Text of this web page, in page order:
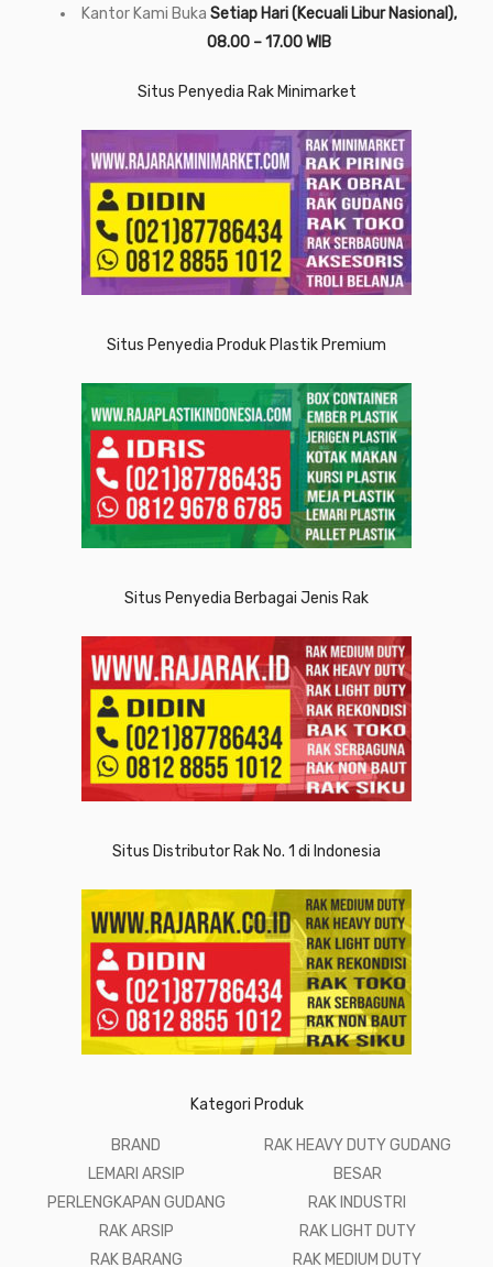
Kantor Kami Buka Setiap Hari (Kecuali Libur Nasional),
08.00 – 17.00 WIB
Situs Penyedia Rak Minimarket
Situs Penyedia Produk Plastik Premium
Situs Penyedia Berbagai Jenis Rak
Situs Distributor Rak No. 1 di Indonesia
Kategori Produk
BRAND
LEMARI ARSIP
PERLENGKAPAN GUDANG
RAK ARSIP
RAK BARANG
RAK HEAVY DUTY GUDANG
BESAR
RAK INDUSTRI
RAK LIGHT DUTY
RAK MEDIUM DUTY